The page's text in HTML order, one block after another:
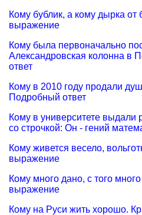
Кому бублик, а кому дырка от
выражение
Кому была первоначально
Александровская колонна в
ответ
Кому в 2010 году продали
Подробный ответ
Кому в университете выдали
со строчкой: Он - гений
Кому живется весело,
выражение
Кому много дано, с того
выражение
Кому на Руси жить хорошо.